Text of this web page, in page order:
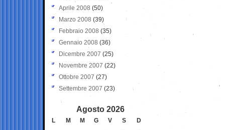
Aprile 2008 (50)
Marzo 2008 (39)
Febbraio 2008 (35)
Gennaio 2008 (36)
Dicembre 2007 (25)
Novembre 2007 (22)
Ottobre 2007 (27)
Settembre 2007 (23)
Agosto 2026
L M M G V S
D